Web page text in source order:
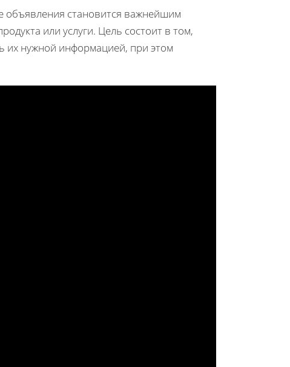
объявления становится важнейшим
или услуги. Цель состоит в том,
их нужной информацией, при этом